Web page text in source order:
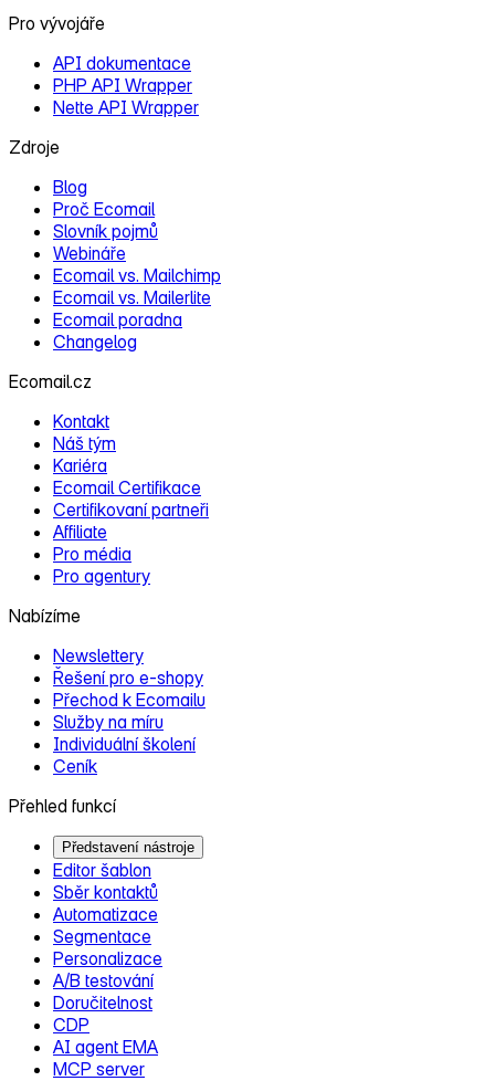
Pro vývojáře
API dokumentace
PHP API Wrapper
Nette API Wrapper
Zdroje
Blog
Proč Ecomail
Slovník pojmů
Webináře
Ecomail vs. Mailchimp
Ecomail vs. Mailerlite
Ecomail poradna
Changelog
Ecomail.cz
Kontakt
Náš tým
Kariéra
Ecomail Certifikace
Certifikovaní partneři
Affiliate
Pro média
Pro agentury
Nabízíme
Newslettery
Řešení pro e‑shopy
Přechod k Ecomailu
Služby na míru
Individuální školení
Ceník
Přehled funkcí
Představení nástroje
Editor šablon
Sběr kontaktů
Automatizace
Segmentace
Personalizace
A/B testování
Doručitelnost
CDP
AI agent EMA
MCP server